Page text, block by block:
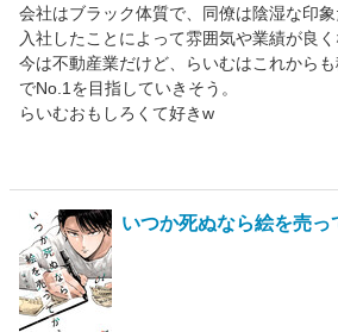
会社はブラック体質で、同僚は陰湿な印
入社したことによって雰囲気や業績が良く
今は不動産業だけど、らいむはこれから
でNo.1を目指していきそう。
らいむおもしろくて好きw
いつか死ぬなら絵を売っ